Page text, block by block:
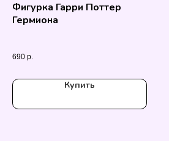
Фигурка Гарри Поттер
Гермиона
690 р.
Купить